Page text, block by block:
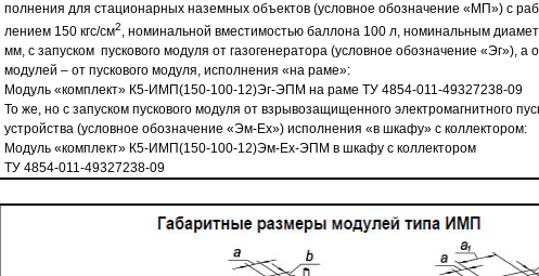
полнения для стационарных наземных объектов (условное обозначение «МП») с
лением 150 кгс/см2, номинальной вместимостью баллона 100 л, номинальным
мм, с запуском пускового модуля от газогенератора (условное обо­значение «Эг»), а
модулей – от пускового модуля, исполнения «на раме»:
Модуль «комплект» К5-ИМП(150-100-12)Эг-ЭПМ на раме ТУ 4854-011-49327238-09
То же, но с запуском пускового модуля от взрывозащищенного электромагнитного
устройства (условное обо­значение «Эм-Ех») исполнения «в шкафу» с коллектором:
Модуль «комплект» К5-ИМП(150-100-12)Эм-Ех-ЭПМ в шкафу с коллектором
ТУ 4854-011-49327238-09